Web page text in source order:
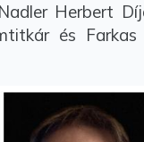
Herbert
és